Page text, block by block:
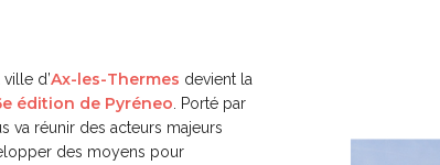
ville d’Ax-les-Thermes devient la
édition de Pyréneo . Porté par
va réunir des acteurs majeurs
des moyens pour